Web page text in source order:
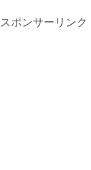
スポンサーリンク